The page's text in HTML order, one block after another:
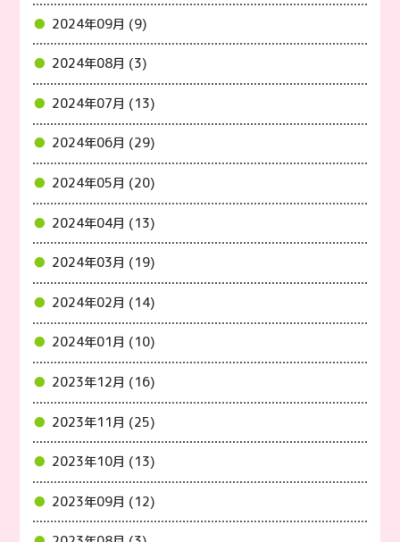
2024年09月 (9)
2024年08月 (3)
2024年07月 (13)
2024年06月 (29)
2024年05月 (20)
2024年04月 (13)
2024年03月 (19)
2024年02月 (14)
2024年01月 (10)
2023年12月 (16)
2023年11月 (25)
2023年10月 (13)
2023年09月 (12)